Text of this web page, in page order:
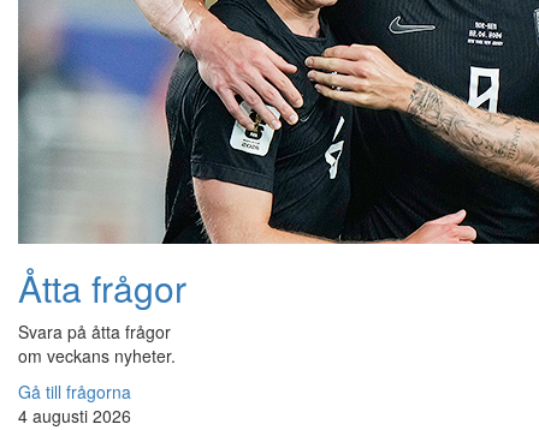
Åtta frågor
Svara på åtta frågor
om veckans nyheter.
Gå till frågorna
4 augusti 2026